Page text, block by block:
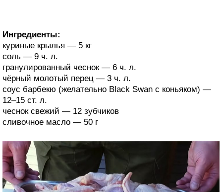
Ингредиенты:
куриные крылья — 5 кг
соль — 9 ч. л.
гранулированный чеснок — 6 ч. л.
чёрный молотый перец — 3 ч. л.
соус барбекю (желательно Black Swan с коньяком) —
12–15 ст. л.
чеснок свежий — 12 зубчиков
сливочное масло — 50 г